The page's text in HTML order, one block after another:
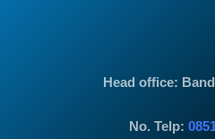
Head office:
No. Telp: